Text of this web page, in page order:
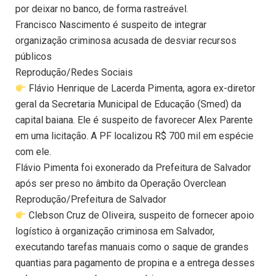
por deixar no banco, de forma rastreável.
Francisco Nascimento é suspeito de integrar
organização criminosa acusada de desviar recursos
públicos
Reprodução/Redes Sociais
Flávio Henrique de Lacerda Pimenta, agora ex-diretor
geral da Secretaria Municipal de Educação (Smed) da
capital baiana. Ele é suspeito de favorecer Alex Parente
em uma licitação. A PF localizou R$ 700 mil em espécie
com ele.
Flávio Pimenta foi exonerado da Prefeitura de Salvador
após ser preso no âmbito da Operação Overclean
Reprodução/Prefeitura de Salvador
Clebson Cruz de Oliveira, suspeito de fornecer apoio
logístico à organização criminosa em Salvador,
executando tarefas manuais como o saque de grandes
quantias para pagamento de propina e a entrega desses